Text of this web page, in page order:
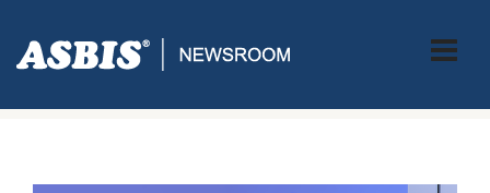
ASBIS CROATIA> SUPPLIERS > LOGITECH G PREDSTAVIO
NOVU LINIJU ŽIVOPISNE GAMING OPREME